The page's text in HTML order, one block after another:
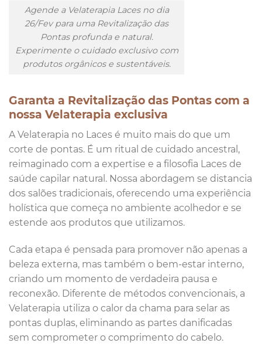
Agende a Velaterapia Laces no dia
26/Fev para uma Revitalização das
Pontas profunda e natural.
Experimente o cuidado exclusivo com
produtos orgânicos e sustentáveis.
Garanta a Revitalização das Pontas com a
nossa Velaterapia exclusiva
A Velaterapia no Laces é muito mais do que um
corte de pontas. É um ritual de cuidado ancestral,
reimaginado com a expertise e a filosofia Laces de
saúde capilar natural. Nossa abordagem se distancia
dos salões tradicionais, oferecendo uma experiência
holística que começa no ambiente acolhedor e se
estende aos produtos que utilizamos.
Cada etapa é pensada para promover não apenas a
beleza externa, mas também o bem-estar interno,
criando um momento de verdadeira pausa e
reconexão. Diferente de métodos convencionais, a
Velaterapia utiliza o calor da chama para selar as
pontas duplas, eliminando as partes danificadas
sem comprometer o comprimento do cabelo.